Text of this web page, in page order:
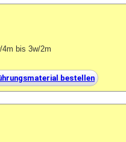
bis 3w/2m
bestellen